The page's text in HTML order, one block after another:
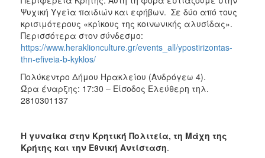
Ψυχική Υγεία παιδιών και εφήβων. Σε δύο από τους
κρισιμότερους «κρίκους της κοινωνικής αλυσίδας».
Περισσότερα στον σύνδεσμο:
https://www.heraklionculture.gr/events_all/ypostirizontas-
thn-efiveia-b-kyklos/
Πολύκεντρο Δήμου Ηρακλείου (Ανδρόγεω 4).
Ώρα έναρξης: 17:30 – Είσοδος Ελεύθερη τηλ.
2810301137
Η γυναίκα στην Κρητική Πολιτεία, τη Μάχη της
Κρήτης και την Εθνική Αντίσταση.